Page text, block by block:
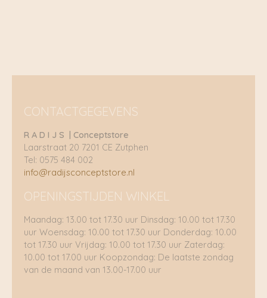
CONTACTGEGEVENS
R A D I J S | Conceptstore
Laarstraat 20 7201 CE Zutphen
Tel: 0575 484 002
info@radijsconceptstore.nl
OPENINGSTIJDEN WINKEL
Maandag: 13.00 tot 17.30 uur Dinsdag: 10.00 tot 17.30
uur Woensdag: 10.00 tot 17.30 uur Donderdag: 10.00
tot 17.30 uur Vrijdag: 10.00 tot 17.30 uur Zaterdag:
10.00 tot 17.00 uur Koopzondag: De laatste zondag
van de maand van 13.00-17.00 uur